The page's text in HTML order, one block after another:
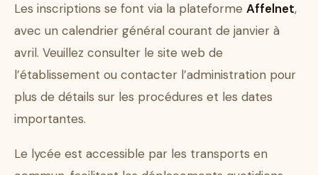
Les inscriptions se font via la plateforme Affelnet,
avec un calendrier général courant de janvier à
avril. Veuillez consulter le site web de
l’établissement ou contacter l’administration pour
plus de détails sur les procédures et les dates
importantes.
Le lycée est accessible par les transports en